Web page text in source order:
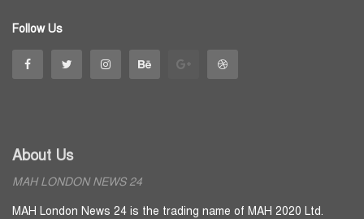
Follow Us
About Us
MAH LONDON NEWS 24
MAH London News 24 is the trading name of MAH 2020 Ltd.